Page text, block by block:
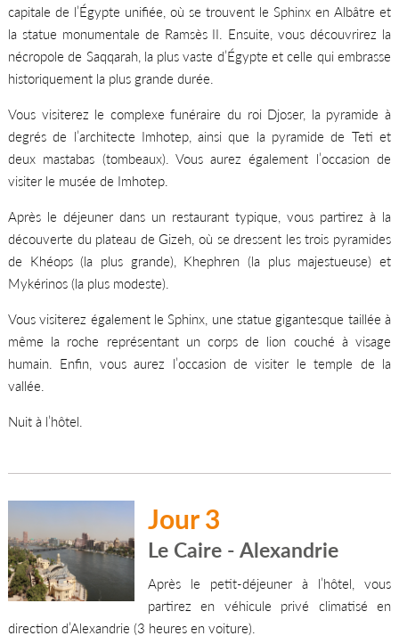
capitale de l’Égypte unifiée, où se trouvent le Sphinx en Albâtre et
la statue monumentale de Ramsès II. Ensuite, vous découvrirez la
nécropole de Saqqarah, la plus vaste d’Égypte et celle qui embrasse
historiquement la plus grande durée.
Vous visiterez le complexe funéraire du roi Djoser, la pyramide à
degrés de l’architecte Imhotep, ainsi que la pyramide de Teti et
deux mastabas (tombeaux). Vous aurez également l’occasion de
visiter le musée de Imhotep.
Après le déjeuner dans un restaurant typique, vous partirez à la
découverte du plateau de Gizeh, où se dressent les trois pyramides
de Khéops (la plus grande), Khephren (la plus majestueuse) et
Mykérinos (la plus modeste).
Vous visiterez également le Sphinx, une statue gigantesque taillée à
même la roche représentant un corps de lion couché à visage
humain. Enfin, vous aurez l’occasion de visiter le temple de la
vallée.
Nuit à l’hôtel.
Jour 3
Le Caire - Alexandrie
Après le petit-déjeuner à l’hôtel, vous
partirez en véhicule privé climatisé en
direction d’Alexandrie (3 heures en voiture).